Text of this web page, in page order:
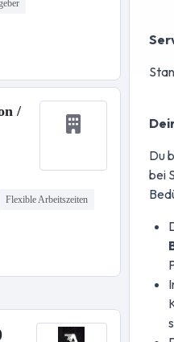
/
Flexible Arbeitszeiten